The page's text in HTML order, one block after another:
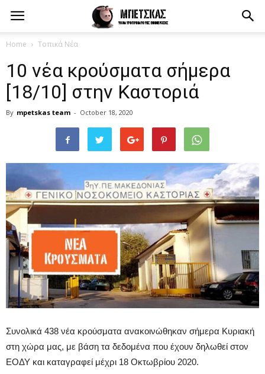
Home Τοπικά Νέα
10 νέα κρούσματα σήμερα
[18/10] στην Καστοριά
By mpetskas team - October 18, 2020
Συνολικά 438 νέα κρούσματα ανακοινώθηκαν σήμερα Κυριακή
στη χώρα μας, με βάση τα δεδομένα που έχουν δηλωθεί στον
ΕΟΔΥ και καταγραφεί μέχρι 18 Οκτωβρίου 2020.